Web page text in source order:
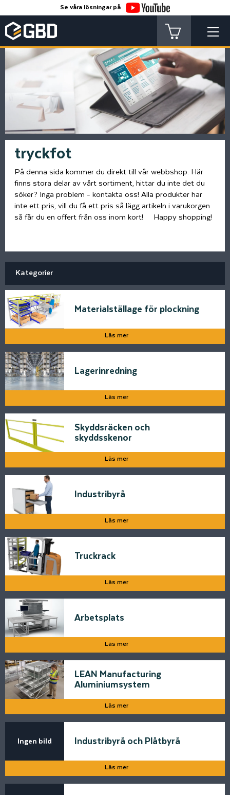
Se våra lösningar på
tryckfot
På denna sida kommer du direkt till vår webbshop. Här
finns stora delar av vårt sortiment, hittar du inte det du
söker? Inga problem - kontakta oss! Alla produkter har
inte ett pris, vill du få ett pris så lägg artikeln i varukorgen
så får du en offert från oss inom kort! Happy shopping!
Kategorier
Materialställage för plockning
Läs mer
Lagerinredning
Läs mer
Skyddsräcken och
skyddsskenor
Läs mer
Industribyrå
Läs mer
Truckrack
Läs mer
Arbetsplats
Läs mer
LEAN Manufacturing
Aluminiumsystem
Läs mer
Ingen bild Industribyrå och Plåtbyrå
Läs mer